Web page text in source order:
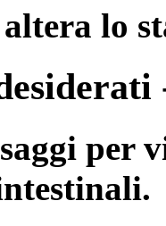
lo
per